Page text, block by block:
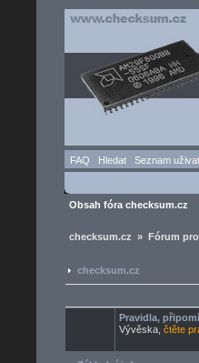
FAQ Hledat Seznam
Obsah fóra checksum.cz
checksum.cz » Fórum
checksum.cz
Pravidla,
Vývěska, čtěte